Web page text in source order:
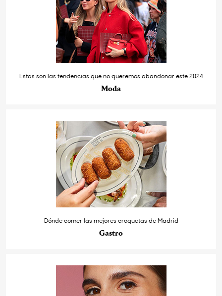
Estas son las tendencias que no queremos abandonar este 2024
Moda
Dónde comer las mejores croquetas de Madrid
Gastro